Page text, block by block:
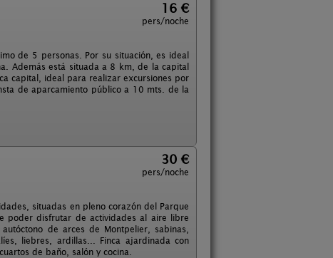
16 €
pers/noche
de 5 personas. Por su situación, es ideal
Además está situada a 8 km, de la capital
capital, ideal para realizar excursiones por
de aparcamiento público a 10 mts. de la
30 €
pers/noche
situadas en pleno corazón del Parque
poder disfrutar de actividades al aire libre
de arces de Montpelier, sabinas,
liebres, ardillas... Finca ajardinada con
de baño, salón y cocina.